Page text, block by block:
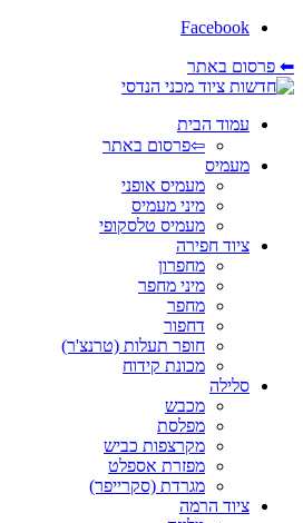
Facebook
⬅ פרסום באתר
עמוד הבית
⇦פרסום באתר
מעמיס
מעמיס אופני
מיני מעמיס
מעמיס טלסקופי
ציוד חפירה
מחפרון
מיני מחפר
מחפר
דחפור
חופר תעלות (טרנצ'ר)
מכונת קידוח
סלילה
מכבש
מפלסת
מקרצפות כביש
מפזרת אספלט
מגרדת (סקרייפר)
ציוד הרמה